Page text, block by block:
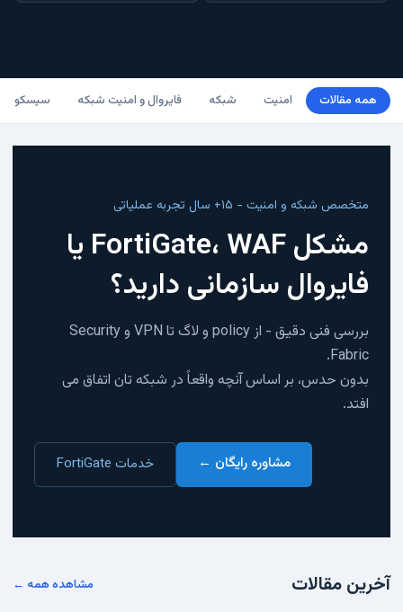
همه مقالات امنیت شبکه فایروال و امنیت شبکه سیسکو
متخصص شبکه و امنیت - ۱۵+ سال تجربه عملیاتی
مشکل FortiGate، WAF یا
فایروال سازمانی دارید؟
بررسی فنی دقیق - از policy و لاگ تا VPN و Security
Fabric.
بدون حدس، بر اساس آنچه واقعاً در شبکه تان اتفاق می
افتد.
مشاوره رایگان ← خدمات FortiGate
آخرین مقالات مشاهده همه ←